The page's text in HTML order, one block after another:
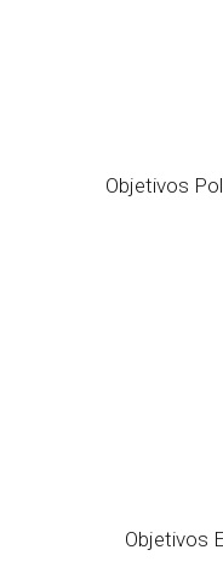
Objetivos
Objetivos